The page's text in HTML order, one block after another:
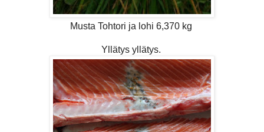
Musta Tohtori ja lohi 6,370 kg
Yllätys yllätys.